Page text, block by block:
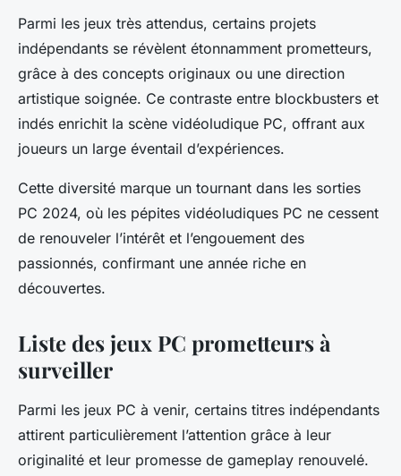
Parmi les jeux très attendus, certains projets
indépendants se révèlent étonnamment prometteurs,
grâce à des concepts originaux ou une direction
artistique soignée. Ce contraste entre blockbusters et
indés enrichit la scène vidéoludique PC, offrant aux
joueurs un large éventail d’expériences.
Cette diversité marque un tournant dans les sorties
PC 2024, où les pépites vidéoludiques PC ne cessent
de renouveler l’intérêt et l’engouement des
passionnés, confirmant une année riche en
découvertes.
Liste des jeux PC prometteurs à
surveiller
Parmi les jeux PC à venir, certains titres indépendants
attirent particulièrement l’attention grâce à leur
originalité et leur promesse de gameplay renouvelé.